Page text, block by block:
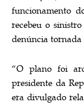
funcionamento
recebeu o
denúncia tornada
“O plano foi
presidente da
era divulgado